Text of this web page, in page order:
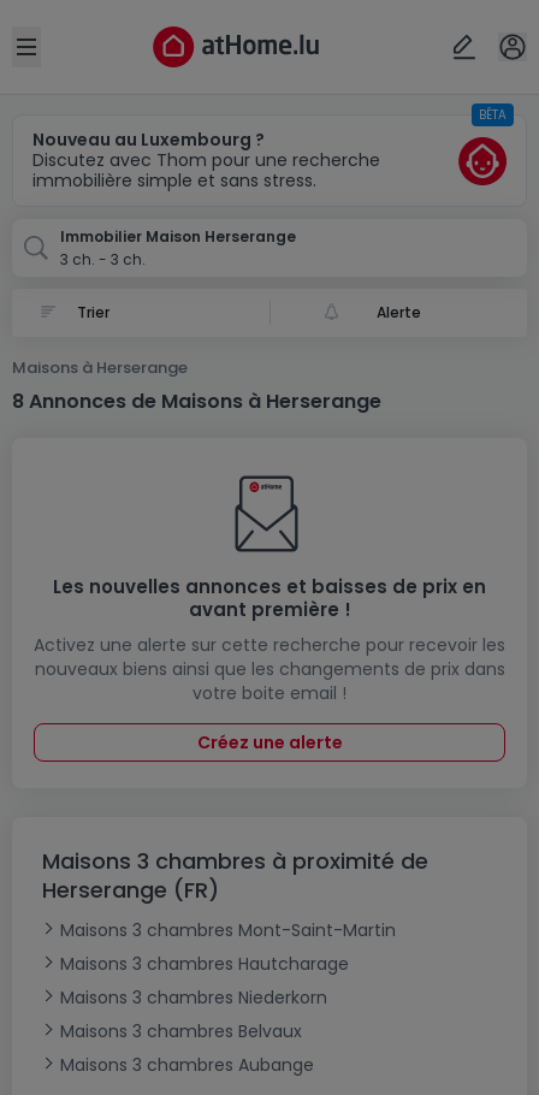
Open sidebar
Nouveau au Luxembourg ?
Discutez avec Thom pour une recherche
immobilière simple et sans stress.
BÊTA
Immobilier Maison Herserange
3 ch. - 3 ch.
Alerte
Maisons à Herserange
8 Annonces de Maisons à Herserange
Les nouvelles annonces et baisses de prix en
avant première !
Activez une alerte sur cette recherche pour recevoir les
nouveaux biens ainsi que les changements de prix dans
votre boite email !
Créez une alerte
Maisons 3 chambres à proximité de
Herserange (FR)
Maisons 3 chambres Mont-Saint-Martin
Maisons 3 chambres Hautcharage
Maisons 3 chambres Niederkorn
Maisons 3 chambres Belvaux
Maisons 3 chambres Aubange
Localité(s)
Annuler OK